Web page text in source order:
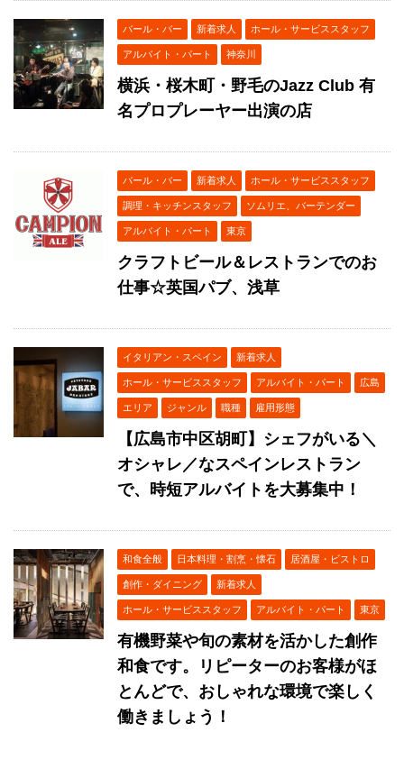
バール・バー 新着求人 ホール・サービススタッフ
アルバイト・パート 神奈川
横浜・桜木町・野毛のJazz Club 有
名プロプレーヤー出演の店
バール・バー 新着求人 ホール・サービススタッフ
調理・キッチンスタッフ ソムリエ、バーテンダー
アルバイト・パート 東京
クラフトビール＆レストランでのお
仕事☆英国パブ、浅草
イタリアン・スペイン 新着求人
ホール・サービススタッフ アルバイト・パート 広島
エリア ジャンル 職種 雇用形態
【広島市中区胡町】シェフがいる＼
オシャレ／なスペインレストラン
で、時短アルバイトを大募集中！
和食全般 日本料理・割烹・懐石 居酒屋・ビストロ
創作・ダイニング 新着求人
ホール・サービススタッフ アルバイト・パート 東京
有機野菜や旬の素材を活かした創作
和食です。リピーターのお客様がほ
とんどで、おしゃれな環境で楽しく
働きましょう！